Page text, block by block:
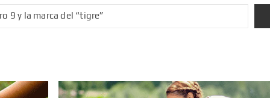
9 y la marca del “tigre”
El Niño”